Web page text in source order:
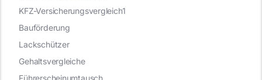
KFZ-Versicherungsvergleich1
Bauförderung
Lackschützer
Gehaltsvergleiche